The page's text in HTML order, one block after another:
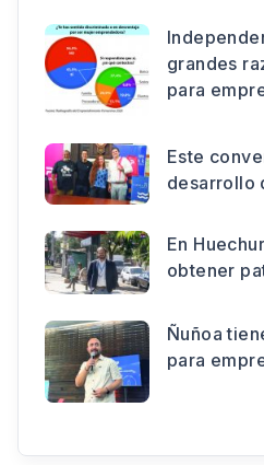
grandes
para
Este
desarrollo
En
obtener
Ñuñoa
para